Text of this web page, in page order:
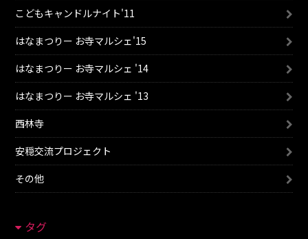
こどもキャンドルナイト'11
はなまつりー お寺マルシェ'15
はなまつりー お寺マルシェ '14
はなまつりー お寺マルシェ '13
西林寺
安穏交流プロジェクト
その他
タグ